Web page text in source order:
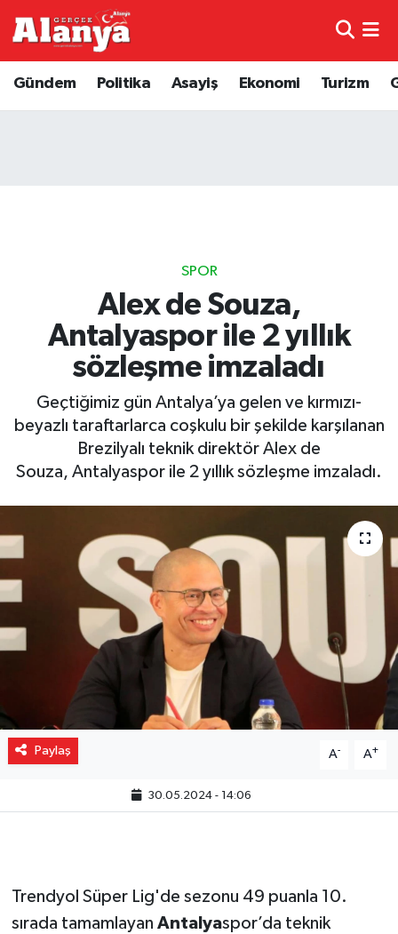
Gündem Politika Asayiş Ekonomi Turizm
SPOR
Alex de Souza,
Antalyaspor ile 2 yıllık
sözleşme imzaladı
Geçtiğimiz gün Antalya’ya gelen ve kırmızı-
beyazlı taraftarlarca coşkulu bir şekilde karşılanan
Brezilyalı teknik direktör Alex de
Souza, Antalyaspor ile 2 yıllık sözleşme imzaladı.
Paylaş A- A+
30.05.2024 - 14:06
Trendyol Süper Lig'de sezonu 49 puanla 10.
sırada tamamlayan Antalyaspor’da teknik
Genel
Dünya
Gizlilik İlkeleri - Privacy Policy
Güncel
Politika
Spor
Turizm
Trafik Durumu
Haber Arşivi